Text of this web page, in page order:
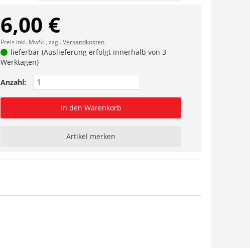
6,00 €
Preis inkl. MwSt., zzgl.Versandkosten
lieferbar (Auslieferung erfolgt innerhalb von 3
Werktagen)
Anzahl:
In den Warenkorb
Artikel merken